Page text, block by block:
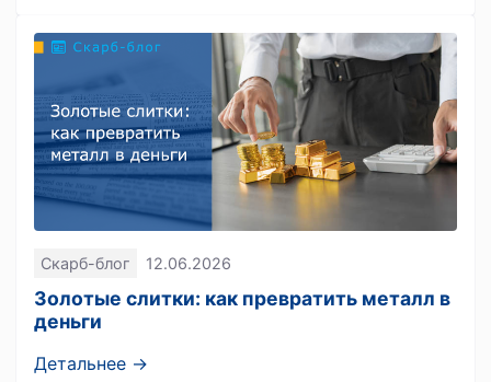
Скарб-блог 12.06.2026
Золотые слитки: как превратить металл в
деньги
Детальнее →